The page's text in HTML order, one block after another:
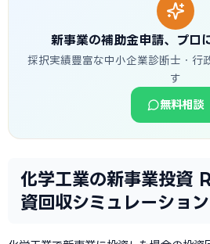
新事業の補助金申請、プロ
採択実績豊富な中小企業診断士・行
す
無料相談
化学工業の新事業投資
資回収シミュレーション